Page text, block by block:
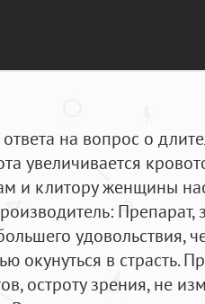
на вопрос о
увеличивается
и клитору женщины
Препарат,
удовольствия,
окунуться в страсть.
остроту зрения, не